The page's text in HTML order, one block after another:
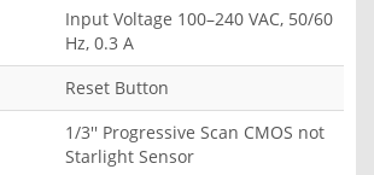
Input Voltage 100–240 VAC, 50/60
Hz, 0.3 A
Reset Button
1/3'' Progressive Scan CMOS not
Starlight Sensor